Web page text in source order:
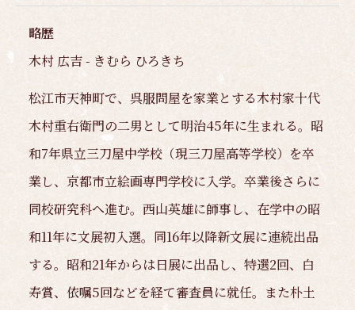
略歴
木村 広吉 - きむら ひろきち
松江市天神町で、呉服問屋を家業とする木村家十代
木村重右衛門の二男として明治45年に生まれる。昭
和7年県立三刀屋中学校（現三刀屋高等学校）を卒
業し、京都市立絵画専門学校に入学。卒業後さらに
同校研究科へ進む。西山英雄に師事し、在学中の昭
和11年に文展初入選。同16年以降新文展に連続出品
する。昭和21年からは日展に出品し、特選2回、白
寿賞、依嘱5回などを経て審査員に就任。また朴土